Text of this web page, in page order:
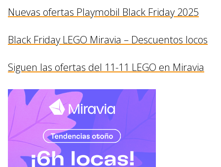
Nuevas ofertas Playmobil Black Friday 2025
Black Friday LEGO Miravia – Descuentos locos
Siguen las ofertas del 11-11 LEGO en Miravia